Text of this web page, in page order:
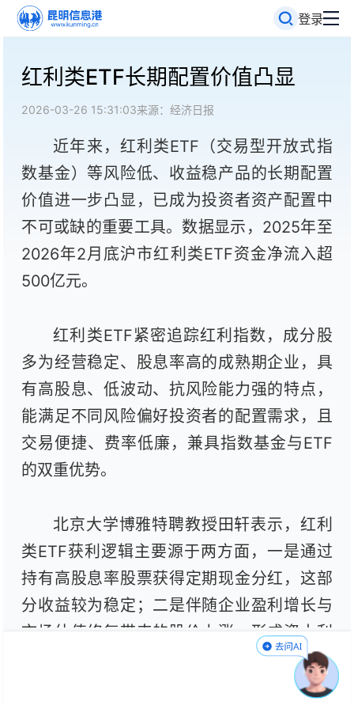
登录
红利类ETF长期配置价值凸显
2026-03-26 15:31:03来源：经济日报
近年来，红利类ETF（交易型开放式指
数基金）等风险低、收益稳产品的长期配置
价值进一步凸显，已成为投资者资产配置中
不可或缺的重要工具。数据显示，2025年至
2026年2月底沪市红利类ETF资金净流入超
500亿元。
红利类ETF紧密追踪红利指数，成分股
多为经营稳定、股息率高的成熟期企业，具
有高股息、低波动、抗风险能力强的特点，
能满足不同风险偏好投资者的配置需求，且
交易便捷、费率低廉，兼具指数基金与ETF
的双重优势。
北京大学博雅特聘教授田轩表示，红利
类ETF获利逻辑主要源于两方面，一是通过
持有高股息率股票获得定期现金分红，这部
分收益较为稳定；二是伴随企业盈利增长与
市场估值修复带来的股价上涨，形成资本利
得，同时长期持有还能享受企业盈利增长带
来的股价上涨收益。二者叠加，在震荡或下